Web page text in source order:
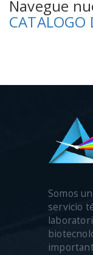
Navegue
CATALOGO
Somos
servicio